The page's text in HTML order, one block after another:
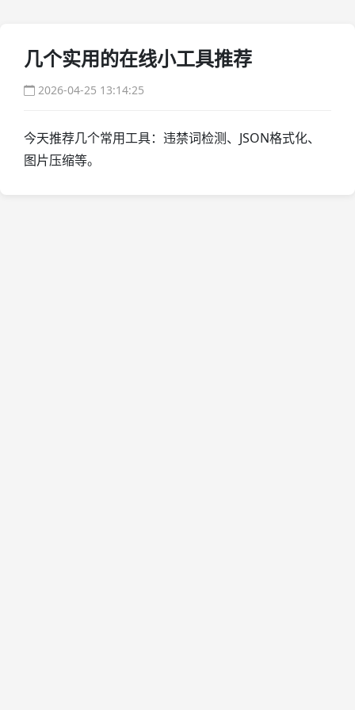
几个实用的在线小工具推荐
2026-04-25 13:14:25
今天推荐几个常用工具：违禁词检测、JSON格式化、
图片压缩等。